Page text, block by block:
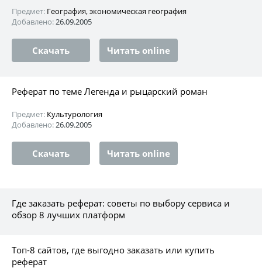
Предмет: География, экономическая география
Добавлено:26.09.2005
Скачать Читать online
Реферат по теме Легенда и рыцарский роман
Предмет: Культурология
Добавлено:26.09.2005
Скачать Читать online
Где заказать реферат: советы по выбору сервиса и
обзор 8 лучших платформ
Топ-8 сайтов, где выгодно заказать или купить
реферат